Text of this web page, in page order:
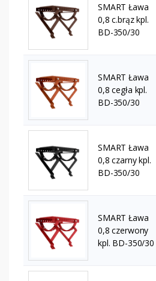
SMART Ława
0,8 c.brąz kpl.
BD-350/30
SMART Ława
0,8 cegła kpl.
BD-350/30
SMART Ława
0,8 czarny kpl.
BD-350/30
SMART Ława
0,8 czerwony
kpl. BD-350/30